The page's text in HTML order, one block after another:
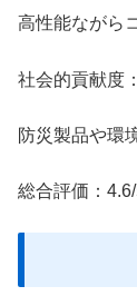
高性能ながら
社会的貢献
防災製品や環
総合評価：